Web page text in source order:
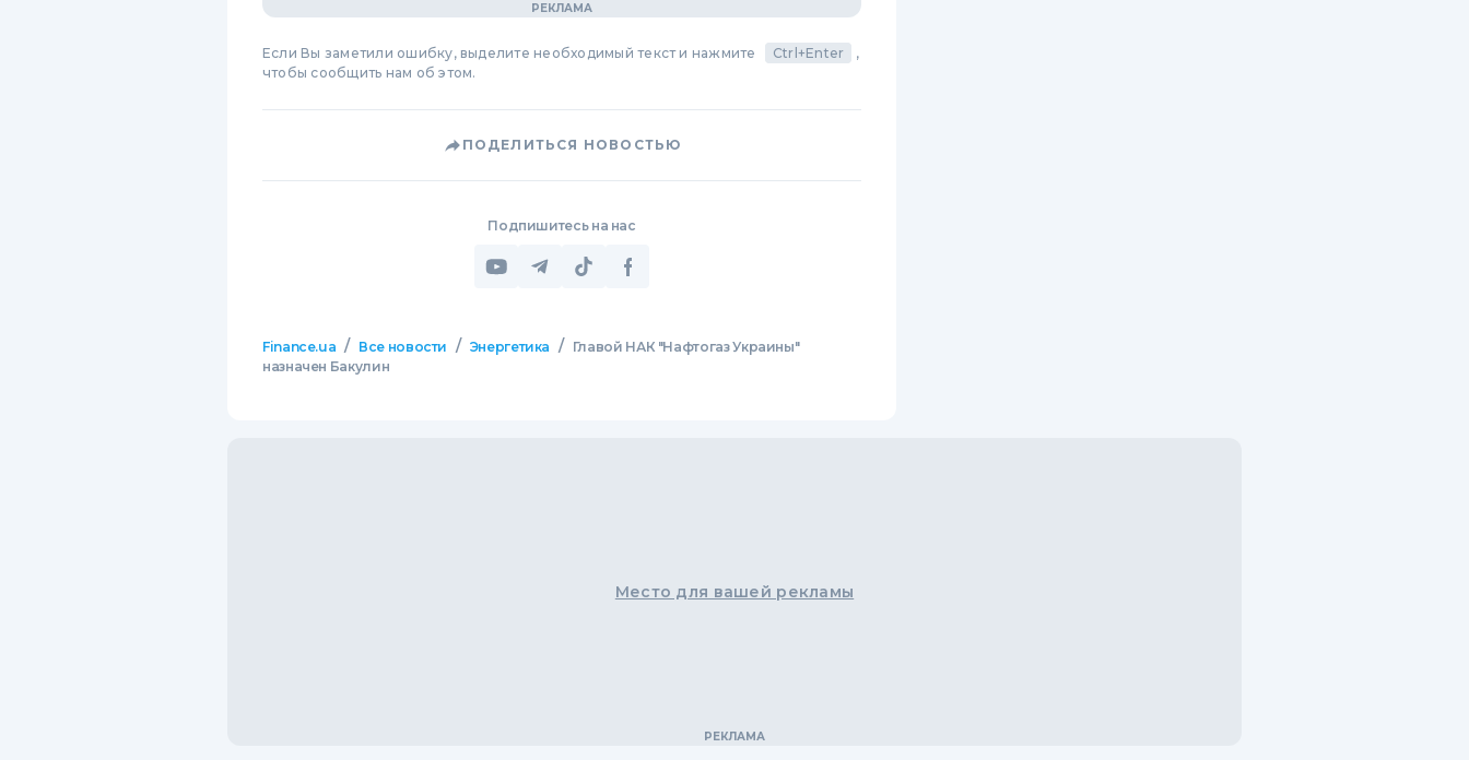
Если Вы заметили ошибку, выделите необходимый текст и нажмите Ctrl+Enter
,
чтобы сообщить нам об этом.
ПОДЕЛИТЬСЯ НОВОСТЬЮ
Подпишитесь на нас
Finance.ua / Все новости / Энергетика /
Главой НАК "Нафтогаз Украины"
назначен Бакулин
Место для вашей рекламы